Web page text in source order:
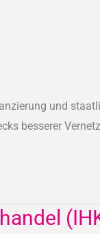
und
besserer